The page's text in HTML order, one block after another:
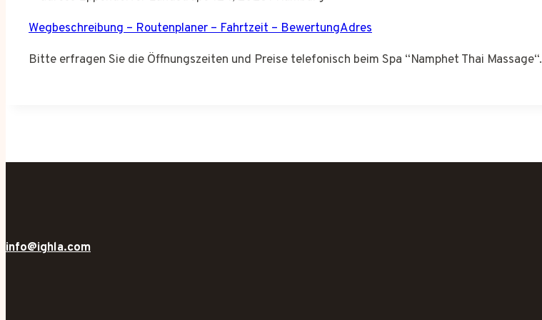
Wegbeschreibung – Routenplaner – Fahrtzeit – BewertungAdres
Bitte erfragen Sie die Öffnungszeiten und Preise telefonisch beim Spa “Namphet Thai Massage“.
info@ighla.com